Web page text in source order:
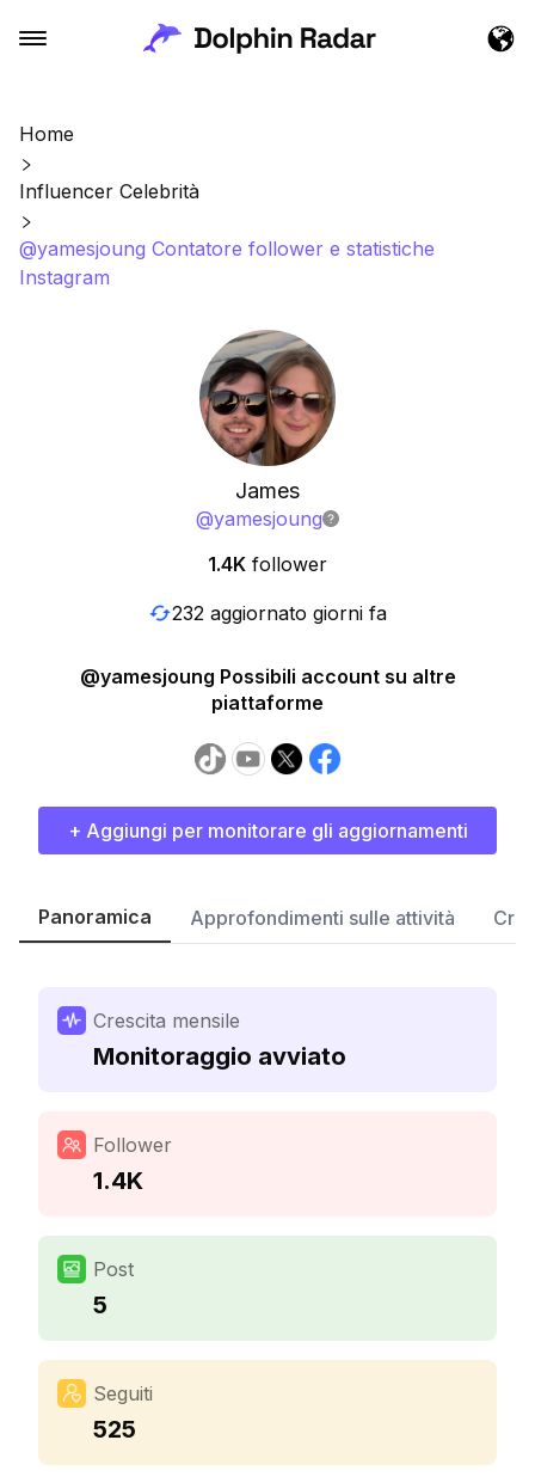
Home
Influencer Celebrità
@yamesjoung Contatore follower e statistiche
Instagram
James
@yamesjoung
1.4K follower
232 aggiornato giorni fa
@yamesjoung Possibili account su altre
piattaforme
+ Aggiungi per monitorare gli aggiornamenti
Panoramica Approfondimenti sulle attività
Crescita mensile
Monitoraggio avviato
Follower
1.4K
Post
5
Seguiti
525